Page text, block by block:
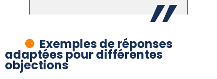
Exemples de réponses
adaptées pour différentes
objections